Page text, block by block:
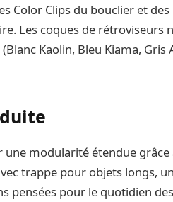
Color Clips du bouclier et
Les coques de rétroviseurs
Kaolin, Bleu Kiama,
une modularité étendue grâce
trappe pour objets longs,
pensées pour le quotidien